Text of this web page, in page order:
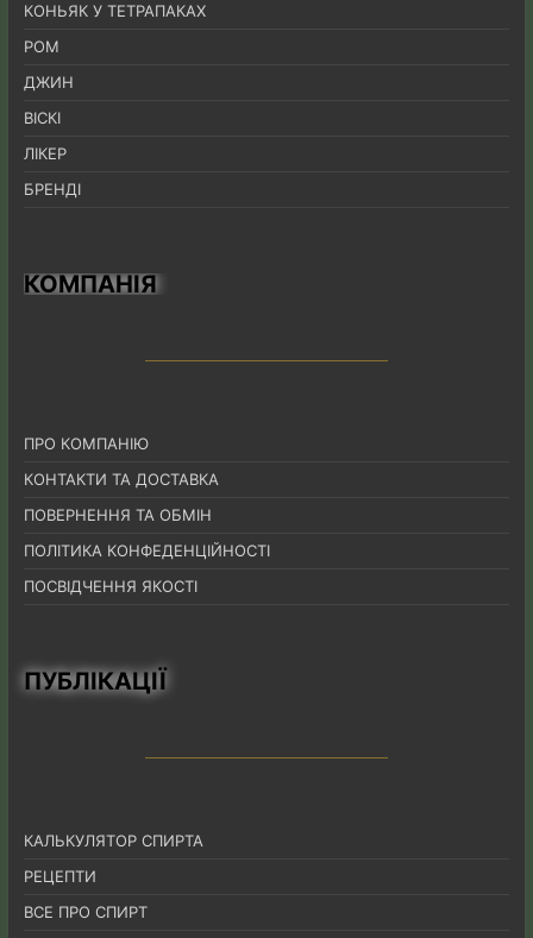
КОНЬЯК У ТЕТРАПАКАХ
РОМ
ДЖИН
ВІСКІ
ЛІКЕР
БРЕНДІ
КОМПАНІЯ
ПРО КОМПАНІЮ
КОНТАКТИ ТА ДОСТАВКА
ПОВЕРНЕННЯ ТА ОБМІН
ПОЛІТИКА КОНФЕДЕНЦІЙНОСТІ
ПОСВІДЧЕННЯ ЯКОСТІ
ПУБЛІКАЦІЇ
КАЛЬКУЛЯТОР СПИРТА
РЕЦЕПТИ
ВСЕ ПРО СПИРТ